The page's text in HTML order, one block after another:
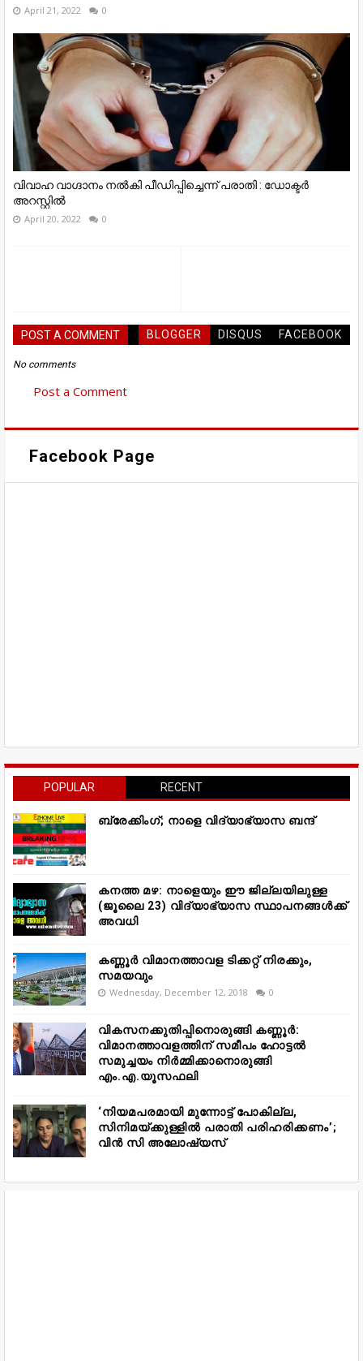
April 21, 2022 0
വിവാഹ വാഗ്ദാനം നൽകി പീഡിപ്പിച്ചെന്ന് പരാതി : ഡോക്ടർ
അറസ്റ്റിൽ
April 20, 2022 0
POST A COMMENT BLOGGER DISQUS FACEBOOK
No comments
Post a Comment
Facebook Page
POPULAR RECENT
ബ്രേക്കിംഗ്; നാളെ വിദ്യാഭ്യാസ ബന്ദ്
കനത്ത മഴ: നാളെയും ഈ ജില്ലയിലുള്ള
(ജൂലൈ 23) വിദ്യാഭ്യാസ സ്ഥാപനങ്ങൾക്ക്
അവധി
കണ്ണൂർ വിമാനത്താവള ടിക്കറ്റ് നിരക്കും,
സമയവും
Wednesday, December 12, 2018 0
വികസനക്കുതിപ്പിനൊരുങ്ങി കണ്ണൂർ:
വിമാനത്താവളത്തിന് സമീപം ഹോട്ടൽ
സമുച്ചയം നിർമ്മിക്കാനൊരുങ്ങി
എം.എ.യൂസഫലി
‘നിയമപരമായി മുന്നോട്ട് പോകില്ല,
സിനിമയ്ക്കുള്ളിൽ പരാതി പരിഹരിക്കണം’;
വിൻ സി അലോഷ്യസ്